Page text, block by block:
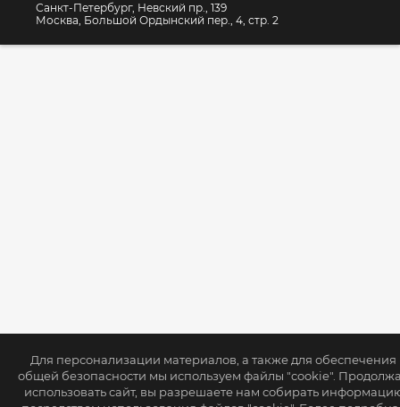
Для персонализации материалов, а также для обеспечения
общей безопасности мы используем файлы "cookie".
использовать сайт, вы разрешаете нам собирать
Санкт-Петербург, Невский пр., 139
Москва, Большой Ордынский пер., 4, стр. 2